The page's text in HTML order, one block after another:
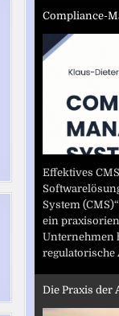
Compliance-
Effektives
System
ein
Unternehmen
regulatorische
Die Praxis der